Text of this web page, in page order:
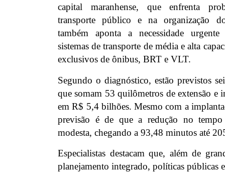
capital maranhense, que enfrenta
transporte público e na organização
também aponta a necessidade
sistemas de transporte de média e alta
exclusivos de ônibus, BRT e VLT.
Segundo o diagnóstico, estão previstos
que somam 53 quilômetros de extensão e
em R$ 5,4 bilhões. Mesmo com a
previsão é de que a redução no tempo
modesta, chegando a 93,48 minutos até
Especialistas destacam que, além de
planejamento integrado, políticas públicas